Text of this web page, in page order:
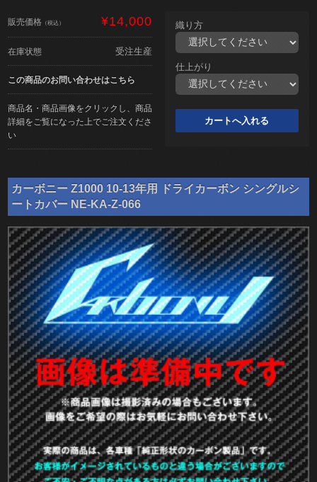
販売価格 （税込） ¥14,000
在庫状態 受注生産
この商品のお問い合わせはこちら
商品名・商品画像をクリックし、商品
詳細をご覧になった上でご注文くださ
い
織り方
仕上がり
カーボニー Z1000 10-13年用 ドライカーボン シングルシ
ートカバー NE-KA-Z-066